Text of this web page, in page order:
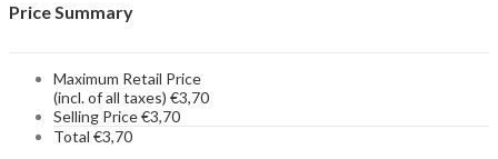
Price Summary
Maximum Retail Price
(incl. of all taxes) €3,70
Selling Price€3,70
Total €3,70